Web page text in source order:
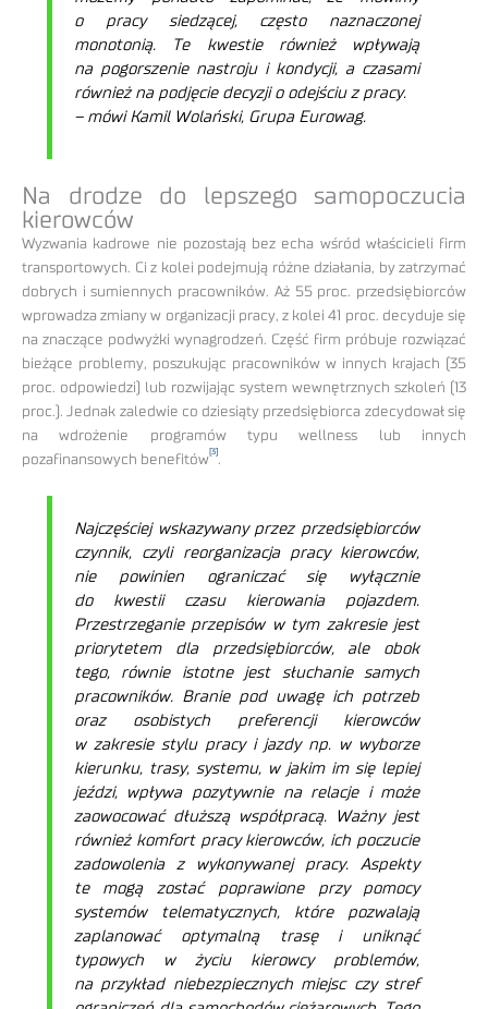
o pracy siedzącej, często naznaczonej
monotonią. Te kwestie również wpływają
na pogorszenie nastroju i kondycji, a czasami
również na podjęcie decyzji o odejściu z pracy.
– mówi Kamil Wolański, Grupa Eurowag.
Na drodze do lepszego samopoczucia
kierowców
Wyzwania kadrowe nie pozostają bez echa wśród właścicieli firm
transportowych. Ci z kolei podejmują różne działania, by zatrzymać
dobrych i sumiennych pracowników. Aż 55 proc. przedsiębiorców
wprowadza zmiany w organizacji pracy, z kolei 41 proc. decyduje się
na znaczące podwyżki wynagrodzeń. Część firm próbuje rozwiązać
bieżące problemy, poszukując pracowników w innych krajach (35
proc. odpowiedzi) lub rozwijając system wewnętrznych szkoleń (13
proc.). Jednak zaledwie co dziesiąty przedsiębiorca zdecydował się
na wdrożenie programów typu wellness lub innych
pozafinansowych benefitów
[3]
.
Najczęściej wskazywany przez przedsiębiorców
czynnik, czyli reorganizacja pracy kierowców,
nie powinien ograniczać się wyłącznie
do kwestii czasu kierowania pojazdem.
Przestrzeganie przepisów w tym zakresie jest
priorytetem dla przedsiębiorców, ale obok
tego, równie istotne jest słuchanie samych
pracowników. Branie pod uwagę ich potrzeb
oraz osobistych preferencji kierowców
w zakresie stylu pracy i jazdy np. w wyborze
kierunku, trasy, systemu, w jakim im się lepiej
jeździ, wpływa pozytywnie na relacje i może
zaowocować dłuższą współpracą. Ważny jest
również komfort pracy kierowców, ich poczucie
zadowolenia z wykonywanej pracy. Aspekty
te mogą zostać poprawione przy pomocy
systemów telematycznych, które pozwalają
zaplanować optymalną trasę i uniknąć
typowych w życiu kierowcy problemów,
na przykład niebezpiecznych miejsc czy stref